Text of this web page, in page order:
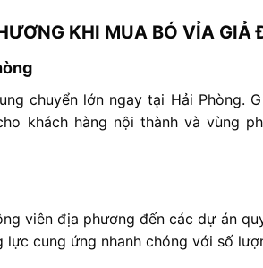
KHI MUA BÓ VỈA GIẢ
chuyển lớn ngaytại Hải Phòng. G
khách hàng nội thành và vùng
viênđịa phươngđếncácdự án
lực cung ứng nhanh chóng với số